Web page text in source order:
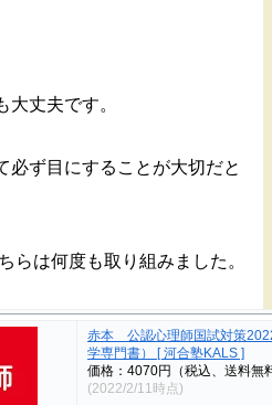
大丈夫です。
必ず目にすることが大切だと
らは何度も取り組みました。
赤本 公認心理師国試対策
学専門書） [ 河合塾KALS ]
価格：4070円（税込、送料無
(2022/2/11時点)